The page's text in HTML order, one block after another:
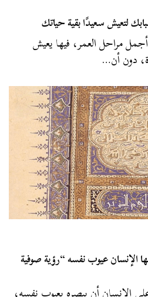
لتعيش سعيدًا بقية حياتك
مراحل العمر، فيها يعيش
دون أن…
الإنسان عيوب نفسه “رؤية صوفية